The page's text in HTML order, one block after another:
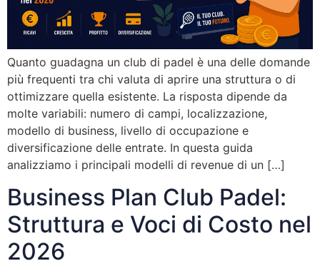
Quanto guadagna un club di padel è una delle domande
più frequenti tra chi valuta di aprire una struttura o di
ottimizzare quella esistente. La risposta dipende da
molte variabili: numero di campi, localizzazione,
modello di business, livello di occupazione e
diversificazione delle entrate. In questa guida
analizziamo i principali modelli di revenue di un […]
Business Plan Club Padel:
Struttura e Voci di Costo nel
2026